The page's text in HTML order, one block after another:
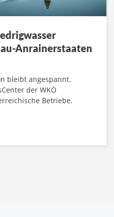
Anrainerstaaten
bleibt angespannt.
der WKÖ
Betriebe.